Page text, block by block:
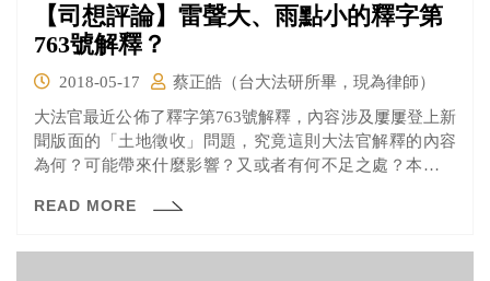
【司想評論】雷聲大、雨點小的釋字第
763號解釋？
2018-05-17
蔡正皓（台大法研所畢，現為律師）
大法官最近公佈了釋字第763號解釋，內容涉及屢屢登上新
聞版面的「土地徵收」問題，究竟這則大法官解釋的內容
為何？可能帶來什麼影響？又或者有何不足之處？本文以
READ MORE